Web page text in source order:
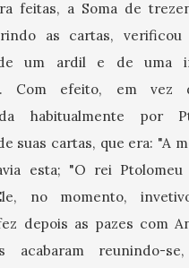
feitas, a Soma de
as cartas,
um ardil e de uma
Com efeito, em vez
habitualmente por
suas cartas, que era: "A
esta; "O rei
no momento,
depois as pazes com
acabaram reunindo-